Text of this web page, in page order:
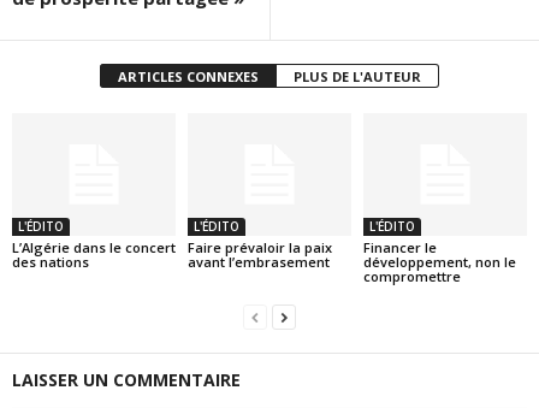
ARTICLES CONNEXES PLUS DE L'AUTEUR
L'ÉDITO
L’Algérie dans le concert
des nations
L'ÉDITO
Faire prévaloir la paix
avant l’embrasement
L'ÉDITO
Financer le
développement, non le
compromettre
LAISSER UN COMMENTAIRE